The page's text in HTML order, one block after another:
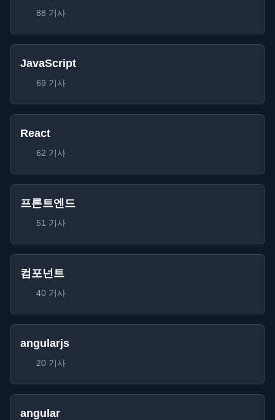
88 기사
JavaScript
69 기사
React
62 기사
프론트엔드
51 기사
컴포넌트
40 기사
angularjs
20 기사
angular